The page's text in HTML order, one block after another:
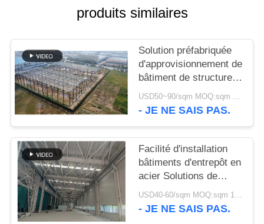
CAS
PLAN
DU
SITE
POLITIQUE
DE
CONFIDENTIALITÉ
produits similaires
Solution préfabriquée
d'approvisionnement de
bâtiment de structure
métallique pour
l'industrie
USD50~90/sqm MOQ:sqm 1000
- JE NE SAIS PAS.
Facilité d'installation
bâtiments d'entrepôt en
acier Solutions de
stockage
respectueuses de
USD40-60/sqm MOQ:sqm 1000
- JE NE SAIS PAS.